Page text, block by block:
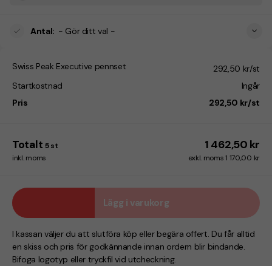
Antal: - Gör ditt val -
Swiss Peak Executive pennset
292,50 kr/st
Startkostnad
Ingår
Pris
292,50 kr/st
Totalt 5 st 1 462,50 kr
inkl. moms exkl. moms 1 170,00 kr
Lägg i varukorg
I kassan väljer du att slutföra köp eller begära offert. Du får alltid
en skiss och pris för godkännande innan ordern blir bindande.
Bifoga logotyp eller tryckfil vid utcheckning.